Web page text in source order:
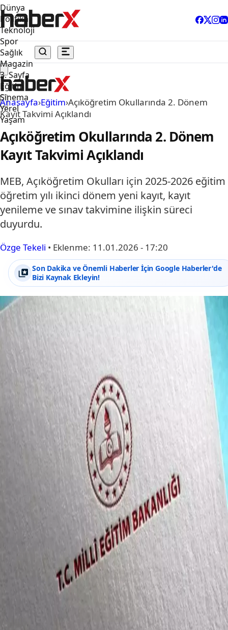
Dünya
Politika
Teknoloji
Spor
Sağlık
Magazin
3. Sayfa
Eğitim
Sinema
Yerel
Yaşam
Anasayfa›Eğitim›Açıköğretim Okullarında 2. Dönem
Kayıt Takvimi Açıklandı
Açıköğretim Okullarında 2. Dönem
Kayıt Takvimi Açıklandı
MEB, Açıköğretim Okulları için 2025-2026 eğitim
öğretim yılı ikinci dönem yeni kayıt, kayıt
yenileme ve sınav takvimine ilişkin süreci
duyurdu.
Özge Tekeli • Eklenme: 11.01.2026 - 17:20
Son Dakika ve Önemli Haberler İçin Google Haberler'de
Bizi Kaynak Ekleyin!